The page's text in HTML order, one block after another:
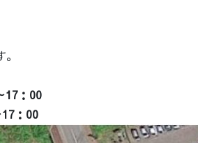
：00
：00